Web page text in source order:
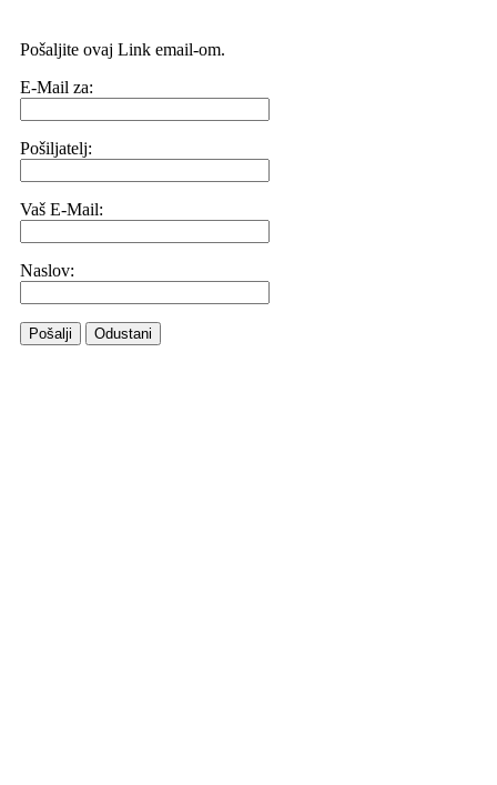
Pošaljite ovaj Link email-om.
E-Mail za:
Pošiljatelj:
Vaš E-Mail:
Naslov:
Pošalji Odustani